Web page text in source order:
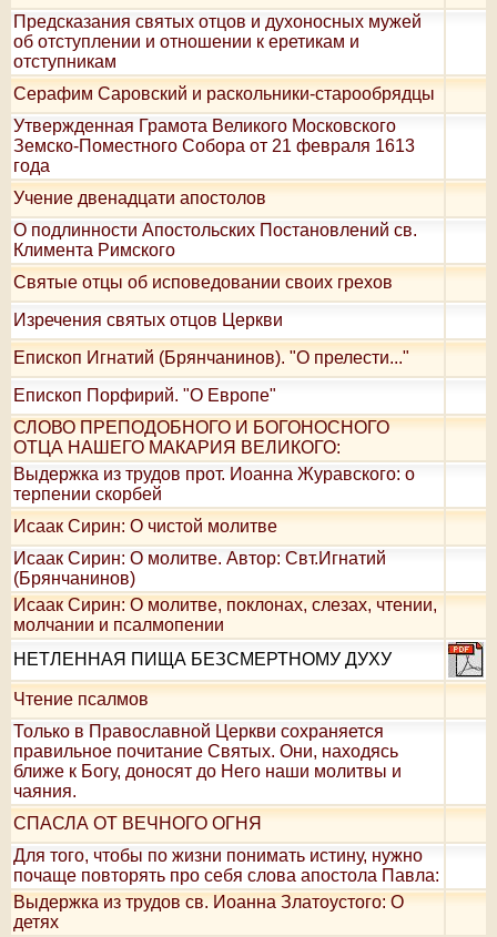
Предсказания святых отцов и духоносных мужей
об отступлении и отношении к еретикам и
отступникам
Серафим Саровский и раскольники-старообрядцы
Утвержденная Грамота Великого Московского
Земско-Поместного Собора от 21 февраля 1613
года
Учение двенадцати апостолов
О подлинности Апостольских Постановлений св.
Климента Римского
Святые отцы об исповедовании своих грехов
Изречения святых отцов Церкви
Епископ Игнатий (Брянчанинов). "О прелести..."
Епископ Порфирий. "О Европе"
СЛОВО ПРЕПОДОБНОГО И БОГОНОСНОГО
ОТЦА НАШЕГО МАКАРИЯ ВЕЛИКОГО:
Выдержка из трудов прот. Иоанна Журавского: о
терпении скорбей
Исаак Сирин: О чистой молитве
Исаак Сирин: О молитве. Автор: Свт.Игнатий
(Брянчанинов)
Исаак Сирин: О молитве, поклонах, слезах, чтении,
молчании и псалмопении
НЕТЛЕННАЯ ПИЩА БЕЗСМЕРТНОМУ ДУХУ
Чтение псалмов
Только в Православной Церкви сохраняется
правильное почитание Святых. Они, находясь
ближе к Богу, доносят до Него наши молитвы и
чаяния.
СПАСЛА ОТ ВЕЧНОГО ОГНЯ
Для того, чтобы по жизни понимать истину, нужно
почаще повторять про себя слова апостола Павла:
Выдержка из трудов св. Иоанна Златоустого: О
детях